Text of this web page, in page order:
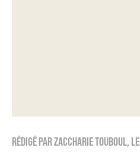
Rédigé parzaccharie touboul, le